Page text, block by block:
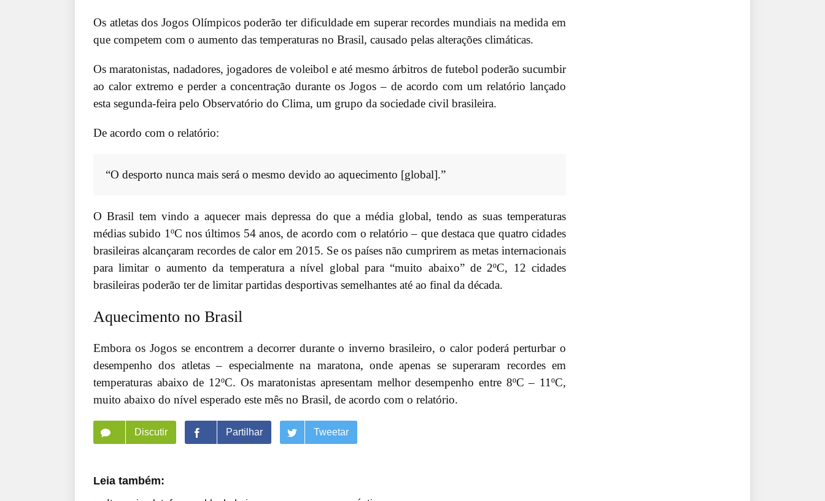
Os atletas dos Jogos Olímpicos poderão ter dificuldade em superar recordes mundiais na medida em
que competem com o aumento das temperaturas no Brasil, causado pelas alterações climáticas.
Os maratonistas, nadadores, jogadores de voleibol e até mesmo árbitros de futebol poderão sucumbir
ao calor extremo e perder a concentração durante os Jogos – de acordo com um relatório lançado
esta segunda-feira pelo Observatório do Clima, um grupo da sociedade civil brasileira.
De acordo com o relatório:
“O desporto nunca mais será o mesmo devido ao aquecimento [global].”
O Brasil tem vindo a aquecer mais depressa do que a média global, tendo as suas temperaturas
médias subido 1ºC nos últimos 54 anos, de acordo com o relatório – que destaca que quatro cidades
brasileiras alcançaram recordes de calor em 2015. Se os países não cumprirem as metas internacionais
para limitar o aumento da temperatura a nível global para “muito abaixo” de 2ºC, 12 cidades
brasileiras poderão ter de limitar partidas desportivas semelhantes até ao final da década.
Aquecimento no Brasil
Embora os Jogos se encontrem a decorrer durante o inverno brasileiro, o calor poderá perturbar o
desempenho dos atletas – especialmente na maratona, onde apenas se superaram recordes em
temperaturas abaixo de 12ºC. Os maratonistas apresentam melhor desempenho entre 8ºC – 11ºC,
muito abaixo do nível esperado este mês no Brasil, de acordo com o relatório.
Discutir Partilhar Tweetar
Leia também: